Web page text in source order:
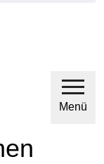
Menü